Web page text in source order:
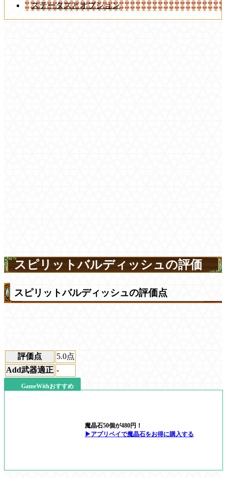
ステータスとオプション
スピリットバルディッシュの評価
スピリットバルディッシュの評価点
評価点 5.0点
Add武器適正 -
GameWithおすすめ
魔晶石50個が480円！
▶アプリペイで魔晶石をお得に購入する